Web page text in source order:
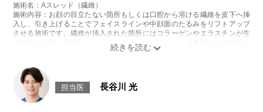
施術名：Aスレッド（繊維）
施術内容：お顔の目立たない箇所もしくは口腔から溶ける繊維を皮下へ挿
入し、引き上げることでフェイスラインや中顔面のたるみをリフトアップ
させる施術です。繊維が挿入された箇所にはコラーゲンやエラスチンが生
成されるため、長期的な美肌効果、肌質の改善効果、将来的なシワやたる
みの予防効果が期待できます。
リスク、副作用：腫れ、内出血、疼痛、頭痛、引き攣れ感などが生じるこ
とがございます。また、稀ではありますが、施術部位の細菌感染症、皮膚
のよれ、繊維の突出などが生じることがございます。化膿止め・痛み止め
を処方しております。服用により、何か異常があれば服用を中止してくだ
担当医 長谷川 光